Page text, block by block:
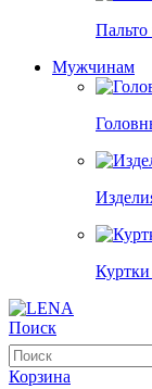
Пальто
Мужчинам
Поиск
Корзина